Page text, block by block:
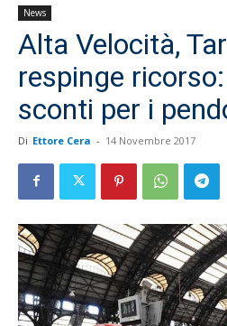
News
Alta Velocità,
respinge
sconti per i
Di Ettore Cera - 14 Novembre 2017